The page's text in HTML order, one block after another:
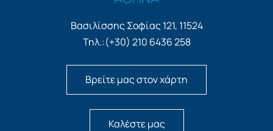
Βασιλίσσης Σοφίας 121, 11524
Τηλ.:(+30) 210 6436 258
Βρείτε μας στον χάρτη
Καλέστε μας